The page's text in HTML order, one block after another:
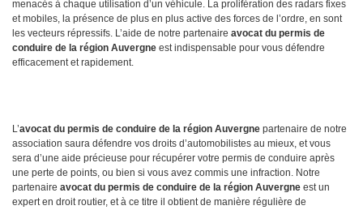
menacés à chaque utilisation d’un véhicule. La prolifération des radars fixes
et mobiles, la présence de plus en plus active des forces de l’ordre, en sont
les vecteurs répressifs. L’aide de notre partenaire avocat du permis de
conduire de la région Auvergne est indispensable pour vous défendre
efficacement et rapidement.
L’avocat du permis de conduire de la région Auvergne partenaire de notre
association saura défendre vos droits d’automobilistes au mieux, et vous
sera d’une aide précieuse pour récupérer votre permis de conduire après
une perte de points, ou bien si vous avez commis une infraction. Notre
partenaire avocat du permis de conduire de la région Auvergne est un
expert en droit routier, et à ce titre il obtient de manière régulière de